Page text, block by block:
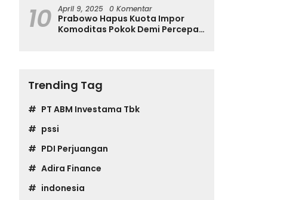
10 April 9, 2025 0 Komentar
Prabowo Hapus Kuota Impor
Komoditas Pokok Demi Percepat
Trending Tag
PT ABM Investama Tbk
pssi
PDI Perjuangan
Adira Finance
indonesia